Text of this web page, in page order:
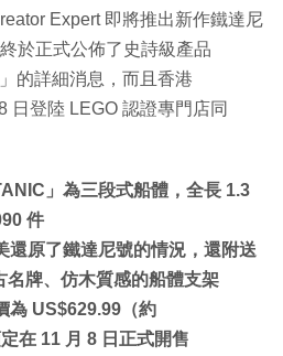
Expert 即將推出新作鐵達尼
於正式公佈了史詩級產品
的詳細消息，而且香港
日登陸 LEGO 認證專門店同
」為三段式船體，全長 1.3
件
還原了鐵達尼號的情況，還附送
名牌、仿木質感的船體支架
為 US$629.99（約
在 11 月 8 日正式開售